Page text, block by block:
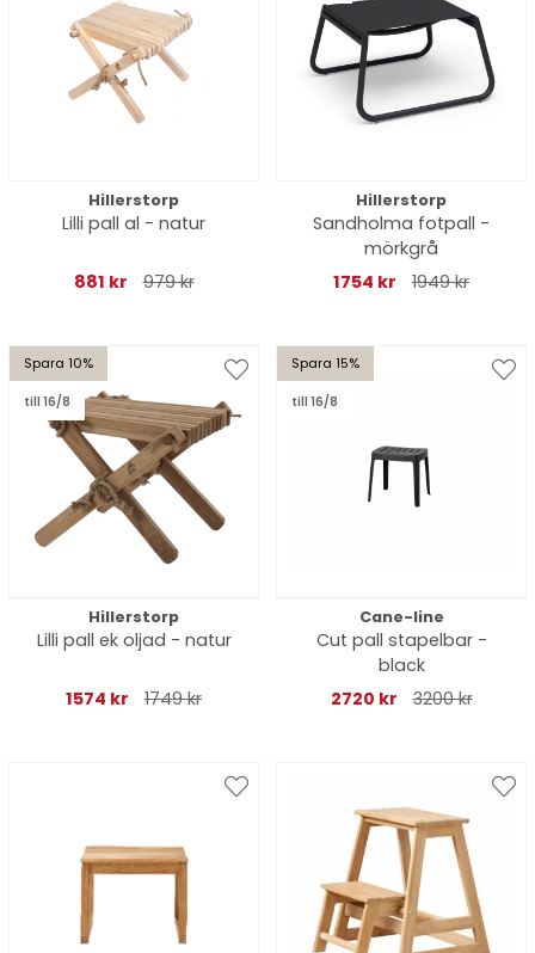
Hillerstorp
Lilli pall al - natur
881 kr 979 kr
Hillerstorp
Sandholma fotpall -
mörkgrå
1754 kr
1949 kr
Spara 10%
till 16/8
Hillerstorp
Lilli pall ek oljad - natur
1574 kr 1749 kr
Spara 15%
till 16/8
Cane-line
Cut pall stapelbar -
black
2720 kr
3200 kr